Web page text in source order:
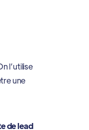
l’utilise
une
de lead